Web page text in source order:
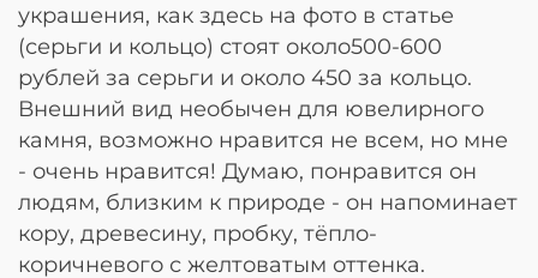
украшения, как здесь на фото в статье
(серьги и кольцо) стоят около500-600
рублей за серьги и около 450 за кольцо.
Внешний вид необычен для ювелирного
камня, возможно нравится не всем, но мне
- очень нравится! Думаю, понравится он
людям, близким к природе - он напоминает
кору, древесину, пробку, тёпло-
коричневого с желтоватым оттенка.